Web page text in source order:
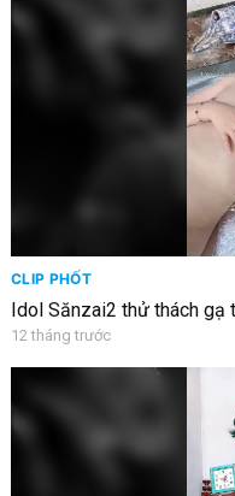
CLIP PHỐT
Idol Sănzai2 thử thách gạ
12 tháng trước